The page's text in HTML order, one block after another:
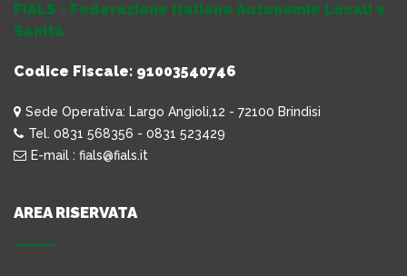
FIALS - Federazione Italiana Autonomie Locali e
Sanità
Codice Fiscale: 91003540746
Sede Operativa: Largo Angioli,12 - 72100 Brindisi
Tel. 0831 568356 - 0831 523429
E-mail : fials@fials.it
AREA RISERVATA